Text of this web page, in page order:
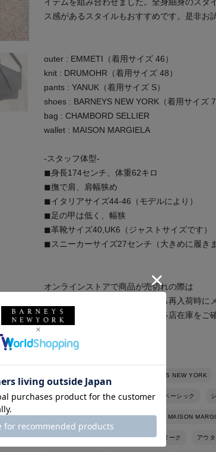
ス感があるスタイルもおすすめです。是非お
outer : EMMETI（着用サイズ 46）
knit : DRUMOHR（着用サイズ 48）
pants : YANUK（着用サイズ S）
shoes : BARNEYS NEW YORK（着用サイズ
bag : CHAMBORD SELLIER
wallet : MAISON MARGIELA
-スタッフ体型-
◼︎身長174センチ、体重62キロ
◼︎撫で肩、肩幅狭め
◼︎イタリアサイズ44-46（モデルにより）
◼︎足の甲は低く、幅狭
◼︎革靴サイズ40,UK6（ジャストサイズです）
◼︎スニーカーサイズ27センチ（大きめに履きま
オンラインストアで商品が売切れの際は
※『再入荷お知らせ』ボタンから再入荷時に
※『店舗在庫表示』ボタンから各店在庫をご
BARNEYS NEW YORK
バーニーズ ニューヨーク六本木店 ベーシック
YANUK CHAMBORD SELLIER MAISON
ドルモア メゾン マルジェラ ヤヌーク アウタ